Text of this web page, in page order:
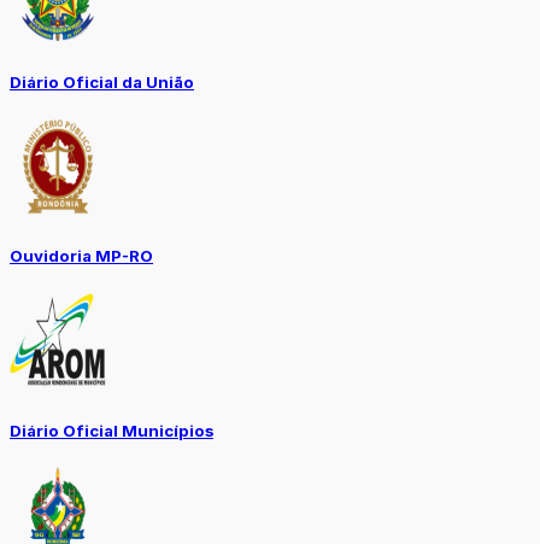
Diário Oficial da União
Ouvidoria MP-RO
Diário Oficial Municípios